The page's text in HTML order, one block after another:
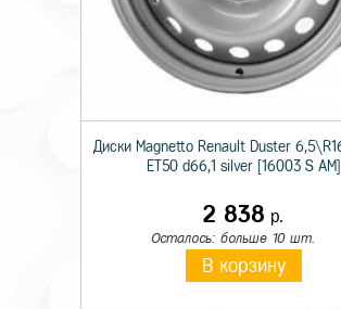
Диски Magnetto Renault Duster
ET50 d66,1 silver [16003 S AM]
2 838 р.
Осталось: больше 10 шт.
В корзину